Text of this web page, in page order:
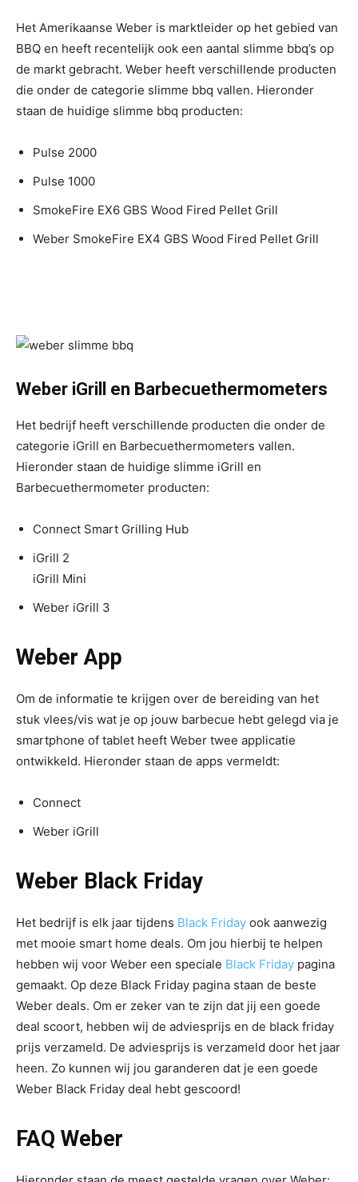
Het Amerikaanse Weber is marktleider op het gebied van
BBQ en heeft recentelijk ook een aantal slimme bbq’s op
de markt gebracht. Weber heeft verschillende producten
die onder de categorie slimme bbq vallen. Hieronder
staan de huidige slimme bbq producten:
Pulse 2000
Pulse 1000
SmokeFire EX6 GBS Wood Fired Pellet Grill
Weber SmokeFire EX4 GBS Wood Fired Pellet Grill
Weber iGrill en Barbecuethermometers
Het bedrijf heeft verschillende producten die onder de
categorie iGrill en Barbecuethermometers vallen.
Hieronder staan de huidige slimme iGrill en
Barbecuethermometer producten:
Connect Smart Grilling Hub
iGrill 2
iGrill Mini
Weber iGrill 3
Weber App
Om de informatie te krijgen over de bereiding van het
stuk vlees/vis wat je op jouw barbecue hebt gelegd via je
smartphone of tablet heeft Weber twee applicatie
ontwikkeld. Hieronder staan de apps vermeldt:
Connect
Weber iGrill
Weber Black Friday
Het bedrijf is elk jaar tijdens Black Friday ook aanwezig
met mooie smart home deals. Om jou hierbij te helpen
hebben wij voor Weber een speciale Black Friday pagina
gemaakt. Op deze Black Friday pagina staan de beste
Weber deals. Om er zeker van te zijn dat jij een goede
deal scoort, hebben wij de adviesprijs en de black friday
prijs verzameld. De adviesprijs is verzameld door het jaar
heen. Zo kunnen wij jou garanderen dat je een goede
Weber Black Friday deal hebt gescoord!
FAQ Weber